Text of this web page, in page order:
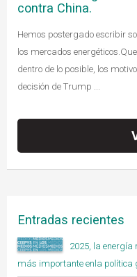
contra China.
Hemos postergado escribir
los mercados
dentro de lo posible, los
decisión de Trump ...
Entradas recientes
2025, la
más importante enla política